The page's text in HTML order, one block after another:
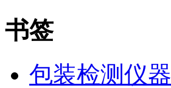
书签
包装检测仪器